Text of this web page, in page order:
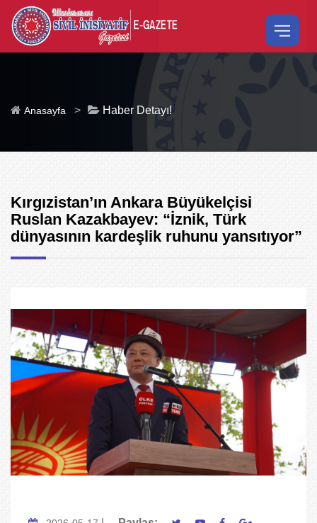
Anasayfa > Haber Detayı!
Kırgızistan’ın Ankara Büyükelçisi
Ruslan Kazakbayev: “İznik, Türk
dünyasının kardeşlik ruhunu yansıtıyor”